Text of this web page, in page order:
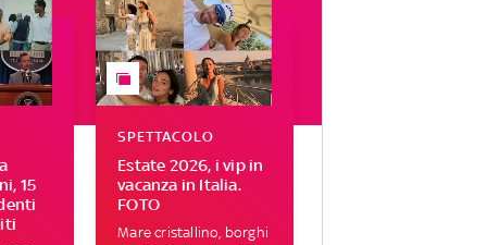
15
Estate 2026, i vip in
vacanza in Italia.
FOTO
SPETTACOLO
Mare cristallino, borghi